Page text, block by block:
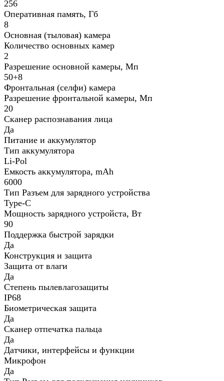
256
Оперативная память, Гб
8
Основная (тыловая) камера
Количество основных камер
2
Разрешение основной камеры, Мп
50+8
Фронтальная (селфи) камера
Разрешение фронтальной камеры, Мп
20
Сканер распознавания лица
Да
Питание и аккумулятор
Тип аккумулятора
Li-Pol
Емкость аккумулятора, mAh
6000
Тип Разъем для зарядного устройства
Type-C
Мощность зарядного устройста, Вт
90
Поддержка быстрой зарядки
Да
Конструкция и защита
Защита от влаги
Да
Степень пылевлагозащиты
IP68
Биометрическая защита
Да
Сканер отпечатка пальца
Да
Датчики, интерфейсы и функции
Микрофон
Да